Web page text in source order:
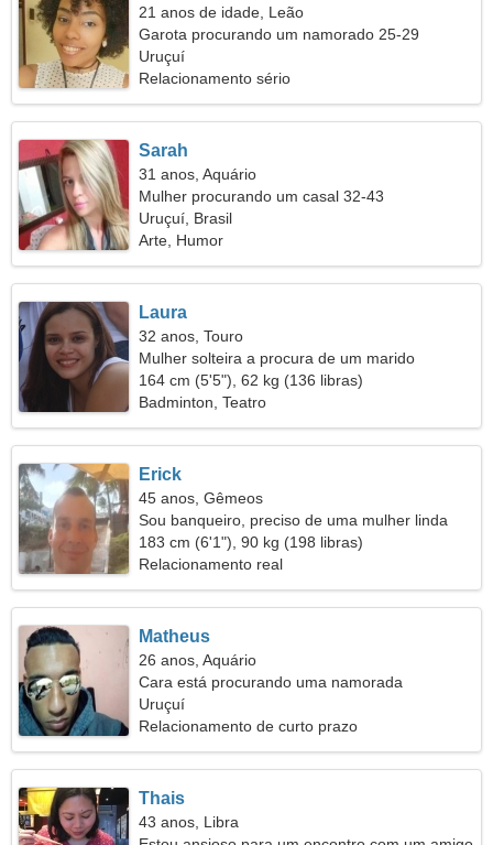
21 anos de idade, Leão
Garota procurando um namorado 25-29
Uruçuí
Relacionamento sério
Sarah
31 anos, Aquário
Mulher procurando um casal 32-43
Uruçuí, Brasil
Arte, Humor
Laura
32 anos, Touro
Mulher solteira a procura de um marido
164 cm (5'5"), 62 kg (136 libras)
Badminton, Teatro
Erick
45 anos, Gêmeos
Sou banqueiro, preciso de uma mulher linda
183 cm (6'1"), 90 kg (198 libras)
Relacionamento real
Matheus
26 anos, Aquário
Cara está procurando uma namorada
Uruçuí
Relacionamento de curto prazo
Thais
43 anos, Libra